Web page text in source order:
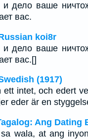
дело ваше
вас.
koi8r
дело ваше
вас.[]
(1917)
ett intet, och edert
eder är en
Ang Dating
wala, at ang